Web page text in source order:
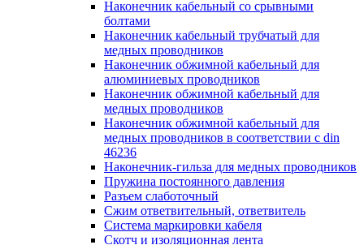
Несущий профиль
лотков
Ответвление т-образное для
лотков
Пластина монтажная для
лотка
Потолочный кронштейн для
прокладки кабеля
Потолочный профиль для
Разделитель для лотка
Рейки профильные
несущие
Секция угловая для кабельных
Соединитель для кабельных
Каналы настенного и потолочного
Наконечник кабельный со срывными
болтами
Наконечник кабельный трубчатый для
медных проводников
Наконечник обжимной кабельный для
алюминиевых проводников
Наконечник обжимной кабельный для
медных проводников
Наконечник обжимной кабельный для
медных проводников в соответствии с din
46236
Наконечник-гильза для медных проводников
Пружина постоянного давления
Разъем слаботочный
Сжим ответвительный, ответвитель
Система маркировки кабеля
Скотч и изоляционная лента